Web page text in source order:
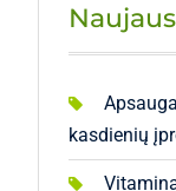
kasdienių